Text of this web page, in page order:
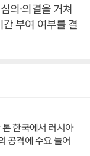
의·의결을 거쳐
부여 여부를 결
한국에서 러시아
공격에 수요 늘어